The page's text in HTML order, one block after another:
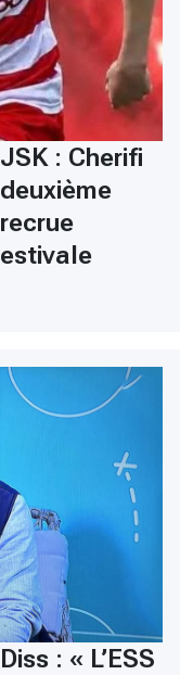
JSK : Cherifi
deuxième
recrue
estivale
Diss : « L’ESS